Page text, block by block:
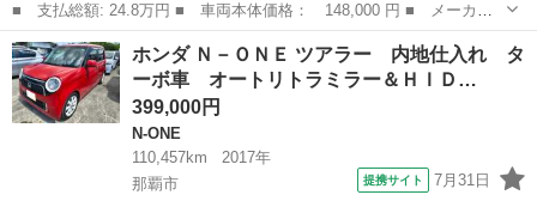
■ 支払総額: 24.8万円 ■ 車両本体価格： 148,000 円 ■ メーカー
名： ホンダ ■ 車種名： Ｎ－ＯＮＥ ■ グレード名： プレミア
ム・Ｌパッケージ 車検整備付き スマートキー オーディオ オー
トエアコン ...
沖縄 豊見城市 N-ONE
ホンダ Ｎ－ＯＮＥ ツアラー 内地仕入れ タ
ーボ車 オートリトラミラー＆ＨＩＤ…
399,000円
N-ONE
110,457km
2017年
那覇市
提携サイト 7月31日